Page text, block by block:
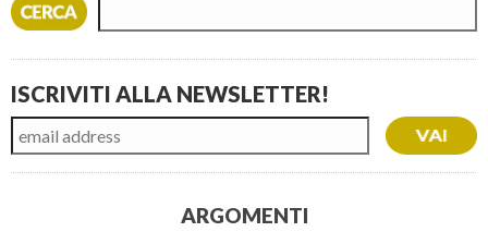
ISCRIVITI ALLA NEWSLETTER!
ARGOMENTI